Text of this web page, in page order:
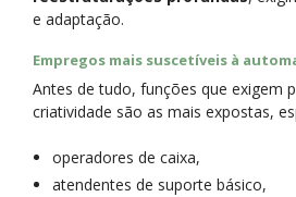
e adaptação.
Empregos mais suscetíveis à
Antes de tudo, funções que exigem
criatividade são as mais expostas,
operadores de caixa,
atendentes de suporte básico,